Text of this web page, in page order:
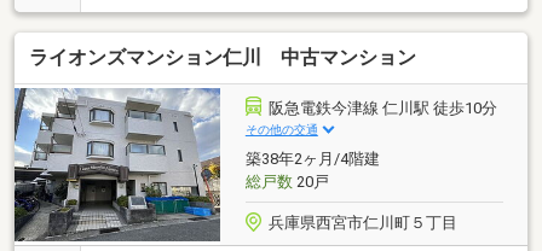
を■専有面積70.02m2の3ＬＤＫ
ライオンズマンション仁川 中古マンション
阪急電鉄今津線 仁川駅 徒歩10分
その他の交通
築38年2ヶ月/4階建
総戸数20戸
兵庫県西宮市仁川町５丁目